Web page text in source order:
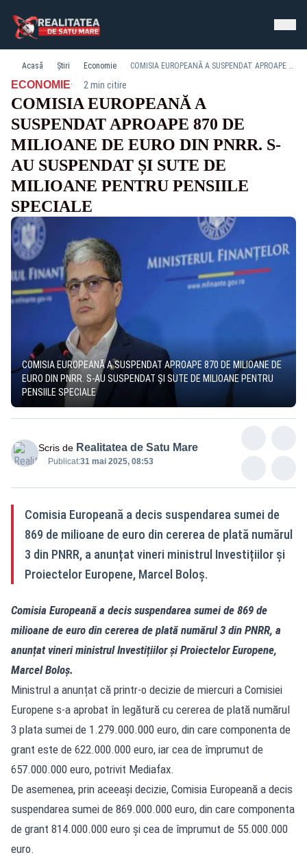
Acasă Știri Economie COMISIA EUROPEANĂ A SUSPENDAT APROAPE 870 DE MILIOANE DE EURO DIN PNRR. S-AU SUSPENDAT ȘI SUTE DE MILIOANE PENTRU PENSIILE SPECIALE
ECONOMIE· 2 min citire
COMISIA EUROPEANĂ A
SUSPENDAT APROAPE 870 DE
MILIOANE DE EURO DIN PNRR. S-
AU SUSPENDAT ȘI SUTE DE
MILIOANE PENTRU PENSIILE
SPECIALE
COMISIA EUROPEANĂ A SUSPENDAT APROAPE 870 DE MILIOANE DE
EURO DIN PNRR. S-AU SUSPENDAT ȘI SUTE DE MILIOANE PENTRU
PENSIILE SPECIALE
Scris de Realitatea de Satu Mare
Publicat:31 mai 2025, 08:53
Comisia Europeană a decis suspendarea sumei de
869 de milioane de euro din cererea de plată numărul
3 din PNRR, a anunțat vineri ministrul Investițiilor și
Proiectelor Europene, Marcel Boloș.
Comisia Europeană a decis suspendarea sumei de 869 de
milioane de euro din cererea de plată numărul 3 din PNRR, a
anunțat vineri ministrul Investițiilor și Proiectelor Europene,
Marcel Boloș.
Ministrul a anunțat că printr-o decizie de miercuri a Comisiei
Europene s-a aprobat în legătură cu cererea de plată numărul
3 plata sumei de 1.279.000.000 euro, din care componenta de
grant este de 622.000.000 euro, iar cea de împrumut de
657.000.000 euro, potrivit Mediafax.
De asemenea, prin aceeași decizie, Comisia Europeană a decis
suspendarea sumei de 869.000.000 euro, din care componenta
de grant 814.000.000 euro și cea de împrumut de 55.000.000
euro.